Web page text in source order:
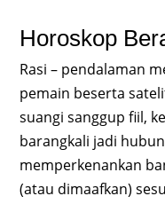
Horoskop
Rasi – pendalaman
pemain beserta
suangi sanggup fiil,
barangkali jadi
memperkenankan
(atau dimaafkan)